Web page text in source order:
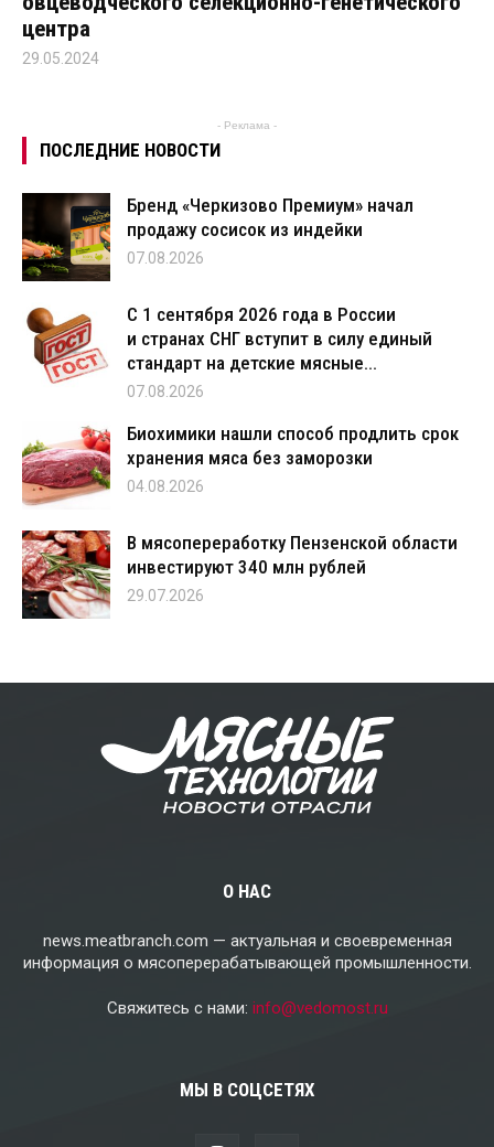
центра
29.05.2024
- Реклама -
ПОСЛЕДНИЕ НОВОСТИ
Бренд «Черкизово Премиум» начал
продажу сосисок из индейки
07.08.2026
С 1 сентября 2026 года в России
и странах СНГ вступит в силу единый
стандарт на детские мясные...
07.08.2026
Биохимики нашли способ продлить срок
хранения мяса без заморозки
04.08.2026
В мясопереработку Пензенской области
инвестируют 340 млн рублей
29.07.2026
О НАС
news.meatbranch.com — актуальная и своевременная
информация о мясоперерабатывающей промышленности.
Свяжитесь с нами: info@vedomost.ru
МЫ В СОЦСЕТЯХ